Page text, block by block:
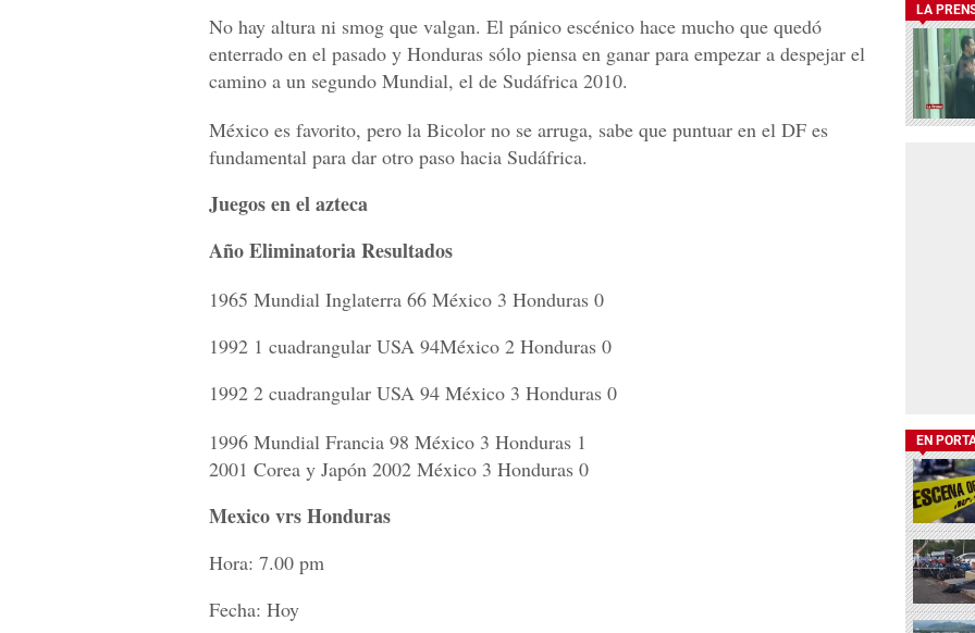
No hay altura ni smog que valgan. El pánico escénico hace mucho que quedó
enterrado en el pasado y Honduras sólo piensa en ganar para empezar a despejar el
camino a un segundo Mundial, el de Sudáfrica 2010.
México es favorito, pero la Bicolor no se arruga, sabe que puntuar en el DF es
fundamental para dar otro paso hacia Sudáfrica.
Juegos en el azteca
Año Eliminatoria Resultados
1965 Mundial Inglaterra 66 México 3 Honduras 0
1992 1 cuadrangular USA 94México 2 Honduras 0
1992 2 cuadrangular USA 94 México 3 Honduras 0
1996 Mundial Francia 98 México 3 Honduras 1
2001 Corea y Japón 2002 México 3 Honduras 0
Mexico vrs Honduras
Hora: 7.00 pm
Fecha: Hoy
LA
EN